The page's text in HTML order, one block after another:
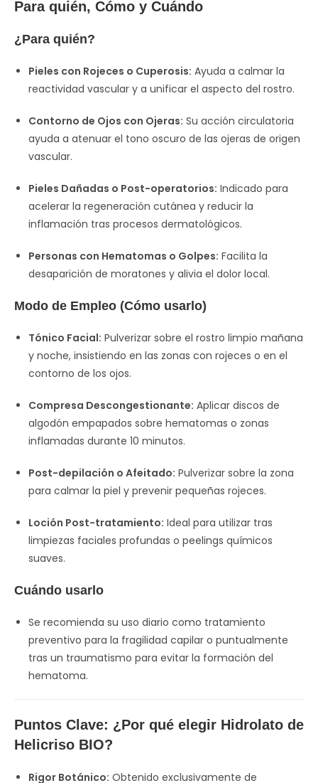
Para quién, Cómo y Cuándo
¿Para quién?
Pieles con Rojeces o Cuperosis: Ayuda a calmar la
reactividad vascular y a unificar el aspecto del rostro.
Contorno de Ojos con Ojeras: Su acción circulatoria
ayuda a atenuar el tono oscuro de las ojeras de origen
vascular.
Pieles Dañadas o Post-operatorios: Indicado para
acelerar la regeneración cutánea y reducir la
inflamación tras procesos dermatológicos.
Personas con Hematomas o Golpes: Facilita la
desaparición de moratones y alivia el dolor local.
Modo de Empleo (Cómo usarlo)
Tónico Facial: Pulverizar sobre el rostro limpio mañana
y noche, insistiendo en las zonas con rojeces o en el
contorno de los ojos.
Compresa Descongestionante: Aplicar discos de
algodón empapados sobre hematomas o zonas
inflamadas durante 10 minutos.
Post-depilación o Afeitado: Pulverizar sobre la zona
para calmar la piel y prevenir pequeñas rojeces.
Loción Post-tratamiento: Ideal para utilizar tras
limpiezas faciales profundas o peelings químicos
suaves.
Cuándo usarlo
Se recomienda su uso diario como tratamiento
preventivo para la fragilidad capilar o puntualmente
tras un traumatismo para evitar la formación del
hematoma.
Puntos Clave: ¿Por qué elegir Hidrolato de
Helicriso BIO?
Rigor Botánico: Obtenido exclusivamente de